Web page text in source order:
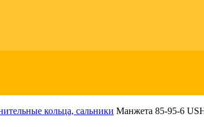
кольца, сальники Манжета 85-95-6